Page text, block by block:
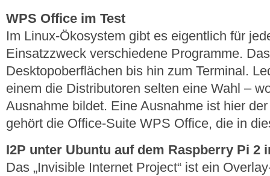
WPS Office im Test
Im Linux-Ökosystem gibt es eigentlich für
Einsatzzweck verschiedene Programme.
Desktopoberflächen bis hin zum Terminal.
einem die Distributoren selten eine Wahl –
Ausnahme bildet. Eine Ausnahme ist hier
gehört die Office-Suite WPS Office, die in
I2P unter Ubuntu auf dem Raspberry Pi 2
Das „Invisible Internet Project“ ist ein